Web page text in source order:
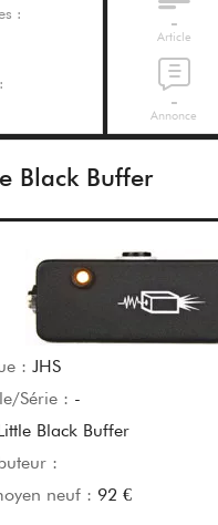
: -
Article
-
Annonce
Black Buffer
: JHS
Série : -
Black Buffer
:
neuf : 92 €